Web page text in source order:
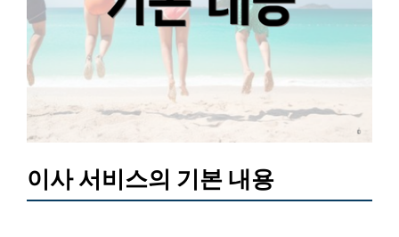
이사 서비스의 기본 내용